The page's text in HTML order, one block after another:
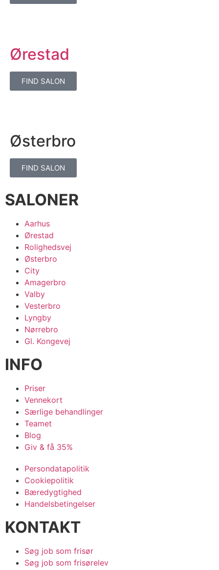
Ørestad
FIND SALON
Østerbro
FIND SALON
SALONER
Aarhus
Ørestad
Rolighedsvej
Østerbro
City
Amagerbro
Valby
Vesterbro
Lyngby
Nørrebro
Gl. Kongevej
INFO
Priser
Vennekort
Særlige behandlinger
Teamet
Blog
Giv & få 35%
Persondatapolitik
Cookiepolitik
Bæredygtighed
Handelsbetingelser
KONTAKT
Søg job som frisør
Søg job som frisørelev